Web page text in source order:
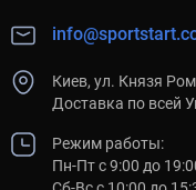
Киев, ул. Князя
Доставка по всей
Режим работы:
Пн-Пт с 9:00 до